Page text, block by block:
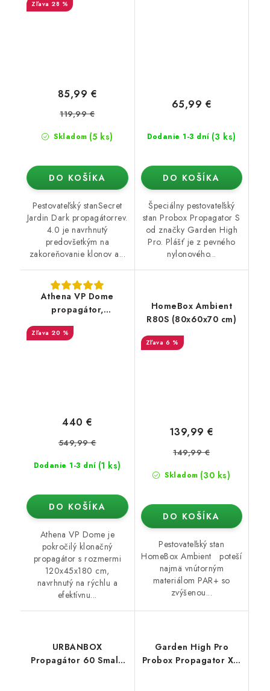
28 %
Skladom (5 ks)
85,99 €
119,99 €
DO KOŠÍKA
Pestovateľský stanSecret
Jardin Dark propagátorrev.
4.0 je navrhnutý
predovšetkým na
zakoreňovanie klonov a...
Dodanie 1-3 dní (3 ks)
65,99 €
DO KOŠÍKA
Špeciálny pestovateľský
stan Probox Propagator S
od značky Garden High
Pro. Plášť je z pevného
nylonového...
Athena VP Dome
propagátor,
120x45x180 cm
20 %
Dodanie 1-3 dní (1 ks)
440 €
549,99 €
DO KOŠÍKA
Athena VP Dome je
pokročilý klonačný
propagátor s rozmermi
120x45x180 cm,
navrhnutý na rýchlu a
efektívnu...
HomeBox Ambient
R80S (80x60x70 cm)
6 %
Skladom (30 ks)
139,99 €
149,99 €
DO KOŠÍKA
Pestovateľský stan
HomeBox Ambient poteší
najmä vnútorným
materiálom PAR+ so
zvýšenou...
URBANBOX
Propagátor 60 Small,
Garden High Pro
Probox Propagator XL,